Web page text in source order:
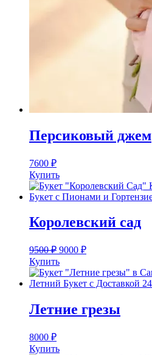
Персиковый джем
7600 ₽
Купить
Королевский сад
9500₽ 9000 ₽
Купить
Летние грезы
8000 ₽
Купить